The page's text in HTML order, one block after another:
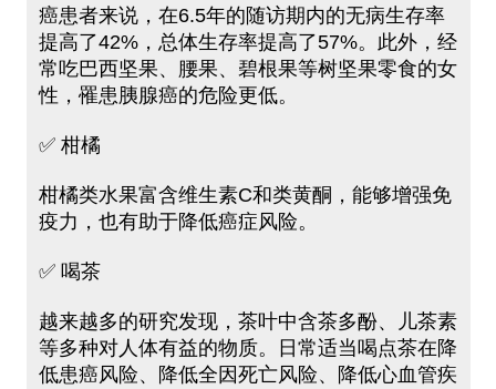
癌患者来说，在6.5年的随访期内的无病生存率
提高了42%，总体生存率提高了57%。此外，经
常吃巴西坚果、腰果、碧根果等树坚果零食的女
性，罹患胰腺癌的危险更低。
✅ 柑橘
柑橘类水果富含维生素C和类黄酮，能够增强免
疫力，也有助于降低癌症风险。
✅ 喝茶
越来越多的研究发现，茶叶中含茶多酚、儿茶素
等多种对人体有益的物质。日常适当喝点茶在降
低患癌风险、降低全因死亡风险、降低心血管疾